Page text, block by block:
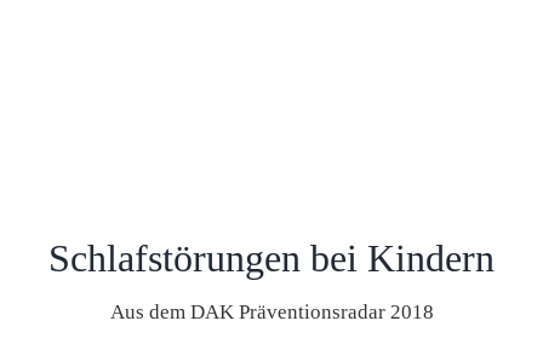
Schlafstörungen bei Kindern
Aus dem DAK Präventionsradar 2018